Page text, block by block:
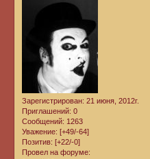
Зарегистрирован: 21 июня, 2012г.
Приглашений: 0
Сообщений: 1263
Уважение: [+49/-64]
Позитив: [+22/-0]
Провел на форуме: